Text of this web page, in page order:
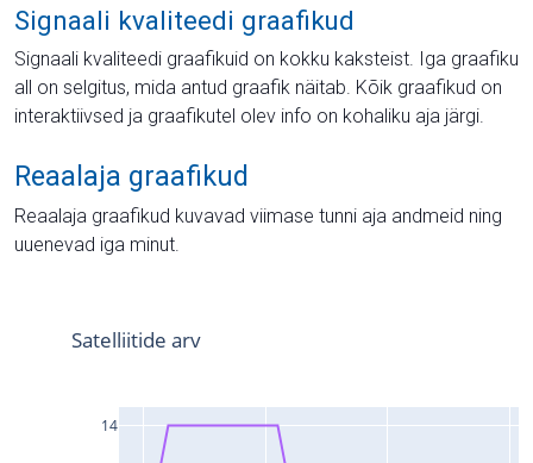
Signaali kvaliteedi graafikud
Signaali kvaliteedi graafikuid on kokku kaksteist. Iga graafiku
all on selgitus, mida antud graafik näitab. Kõik graafikud on
interaktiivsed ja graafikutel olev info on kohaliku aja järgi.
Reaalaja graafikud
Reaalaja graafikud kuvavad viimase tunni aja andmeid ning
uuenevad iga minut.